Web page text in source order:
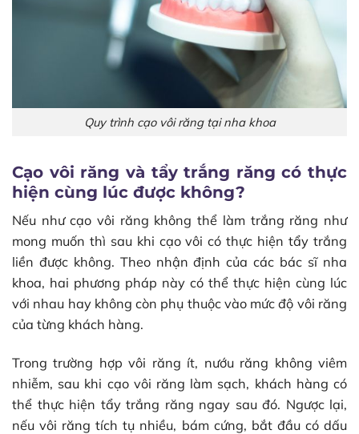
Quy trình cạo vôi răng tại nha khoa
Cạo vôi răng và tẩy trắng răng có thực
hiện cùng lúc được không?
Nếu như cạo vôi răng không thể làm trắng răng như
mong muốn thì sau khi cạo vôi có thực hiện tẩy trắng
liền được không. Theo nhận định của các bác sĩ nha
khoa, hai phương pháp này có thể thực hiện cùng lúc
với nhau hay không còn phụ thuộc vào mức độ vôi răng
của từng khách hàng.
Trong trường hợp vôi răng ít, nướu răng không viêm
nhiễm, sau khi cạo vôi răng làm sạch, khách hàng có
thể thực hiện tẩy trắng răng ngay sau đó. Ngược lại,
nếu vôi răng tích tụ nhiều, bám cứng, bắt đầu có dấu